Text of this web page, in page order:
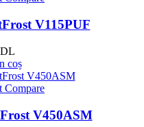
V115PUF
coș
Compare
V450ASM